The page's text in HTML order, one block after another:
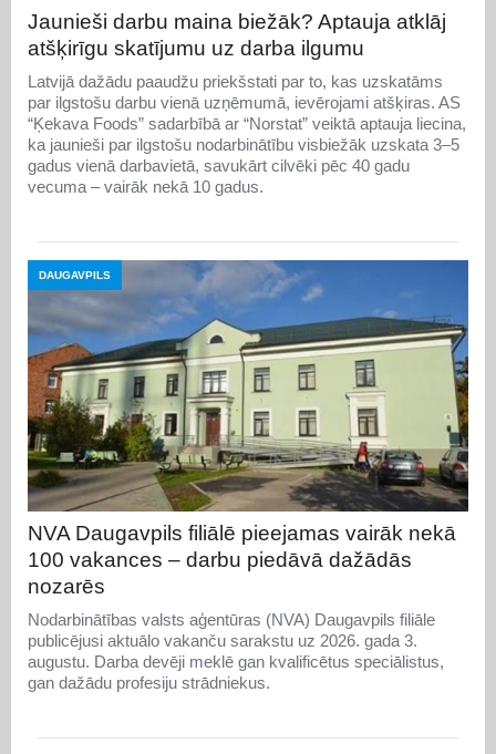
Jaunieši darbu maina biežāk? Aptauja atklāj
atšķirīgu skatījumu uz darba ilgumu
Latvijā dažādu paaudžu priekšstati par to, kas uzskatāms
par ilgstošu darbu vienā uzņēmumā, ievērojami atšķiras. AS
“Ķekava Foods” sadarbībā ar “Norstat” veiktā aptauja liecina,
ka jaunieši par ilgstošu nodarbinātību visbiežāk uzskata 3–5
gadus vienā darbavietā, savukārt cilvēki pēc 40 gadu
vecuma – vairāk nekā 10 gadus.
DAUGAVPILS
NVA Daugavpils filiālē pieejamas vairāk nekā
100 vakances – darbu piedāvā dažādās
nozarēs
Nodarbinātības valsts aģentūras (NVA) Daugavpils filiāle
publicējusi aktuālo vakanču sarakstu uz 2026. gada 3.
augustu. Darba devēji meklē gan kvalificētus speciālistus,
gan dažādu profesiju strādniekus.